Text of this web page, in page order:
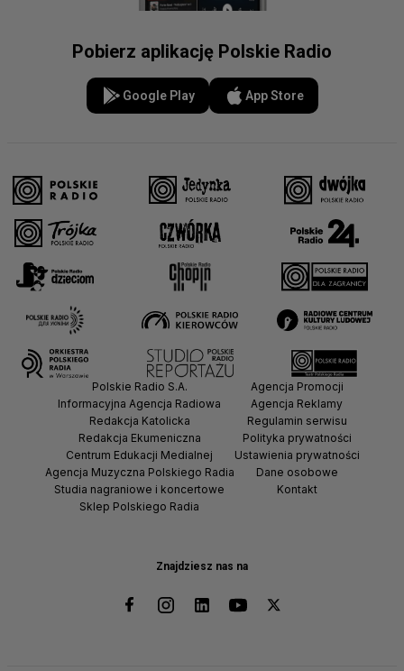
Pobierz aplikację Polskie Radio
Google Play App Store
Znajdziesz nas na
Polskie Radio S.A.
Informacyjna Agencja Radiowa
Redakcja Katolicka
Redakcja Ekumeniczna
Centrum Edukacji Medialnej
Agencja Muzyczna Polskiego Radia
Studia nagraniowe i koncertowe
Sklep Polskiego Radia
Agencja Promocji
Agencja Reklamy
Regulamin serwisu
Polityka prywatności
Ustawienia prywatności
Dane osobowe
Kontakt